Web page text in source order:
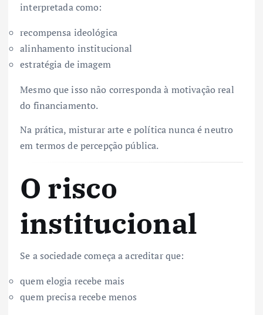
interpretada como:
recompensa ideológica
alinhamento institucional
estratégia de imagem
Mesmo que isso não corresponda à motivação real
do financiamento.
Na prática, misturar arte e política nunca é neutro
em termos de percepção pública.
O risco
institucional
Se a sociedade começa a acreditar que:
quem elogia recebe mais
quem precisa recebe menos